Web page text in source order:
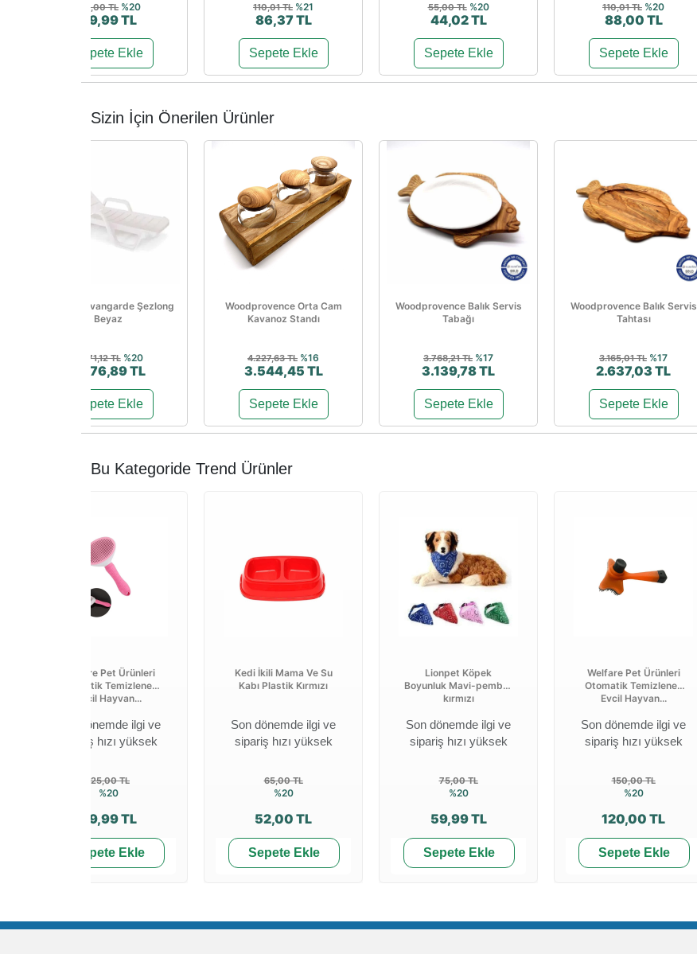
125,00 TL %20
99,99 TL
Sepete Ekle
110,01 TL %21
86,37 TL
Sepete Ekle
55,00 TL %20
44,02 TL
Sepete Ekle
110,01 TL %20
88,00 TL
Sepete Ekle
Sizin İçin Önerilen Ürünler
Papatya Avangarde Şezlong
Beyaz
3.471,12 TL %20
2.776,89 TL
Sepete Ekle
Woodprovence Orta Cam
Kavanoz Standı
4.227,63 TL %16
3.544,45 TL
Sepete Ekle
Woodprovence Balık Servis
Tabağı
3.768,21 TL %17
3.139,78 TL
Sepete Ekle
Woodprovence Balık Servis
Tahtası
3.165,01 TL %17
2.637,03 TL
Sepete Ekle
Bu Kategoride Trend Ürünler
Welfare Pet Ürünleri
Otomatik Temizlenen
Evcil Hayvan...
Son dönemde ilgi ve
sipariş hızı yüksek
125,00 TL
%20
99,99 TL
Sepete Ekle
Kedi İkili Mama Ve Su
Kabı Plastik Kırmızı
Son dönemde ilgi ve
sipariş hızı yüksek
65,00 TL
%20
52,00 TL
Sepete Ekle
Lionpet Köpek
Boyunluk Mavi-pembe-
kırmızı
Son dönemde ilgi ve
sipariş hızı yüksek
75,00 TL
%20
59,99 TL
Sepete Ekle
Welfare Pet Ürünleri
Otomatik Temizlenen
Evcil Hayvan...
Son dönemde ilgi ve
sipariş hızı yüksek
150,00 TL
%20
120,00 TL
Sepete Ekle